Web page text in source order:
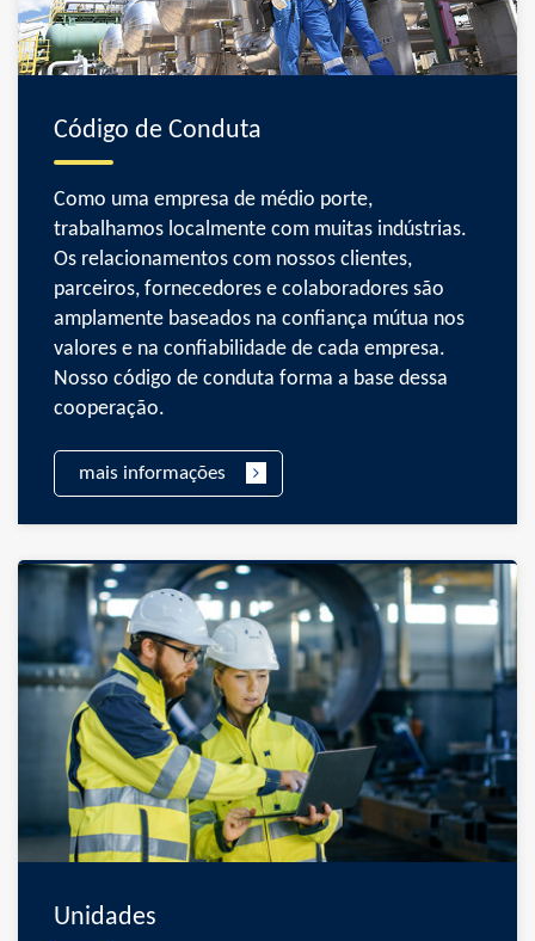
Código de Conduta
Como uma empresa de médio porte,
trabalhamos localmente com muitas indústrias.
Os relacionamentos com nossos clientes,
parceiros, fornecedores e colaboradores são
amplamente baseados na confiança mútua nos
valores e na confiabilidade de cada empresa.
Nosso código de conduta forma a base dessa
cooperação.
mais informações
Unidades